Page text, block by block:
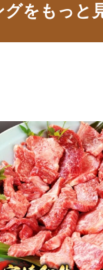
グをもっと